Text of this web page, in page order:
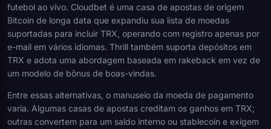
futebol ao vivo. Cloudbet é uma casa de apostas de origem
Bitcoin de longa data que expandiu sua lista de moedas
suportadas para incluir TRX, operando com registro apenas por
e-mail em vários idiomas. Thrill também suporta depósitos em
TRX e adota uma abordagem baseada em rakeback em vez de
um modelo de bônus de boas-vindas.
Entre essas alternativas, o manuseio da moeda de pagamento
varia. Algumas casas de apostas creditam os ganhos em TRX;
outras convertem para um saldo interno ou stablecoin e exigem